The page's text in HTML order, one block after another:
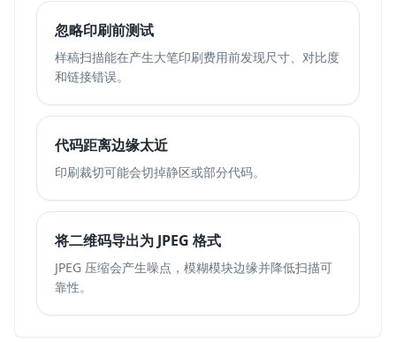
忽略印刷前测试
样稿扫描能在产生大笔印刷费用前发现尺寸、对比度
和链接错误。
代码距离边缘太近
印刷裁切可能会切掉静区或部分代码。
将二维码导出为 JPEG 格式
JPEG 压缩会产生噪点，模糊模块边缘并降低扫描可
靠性。